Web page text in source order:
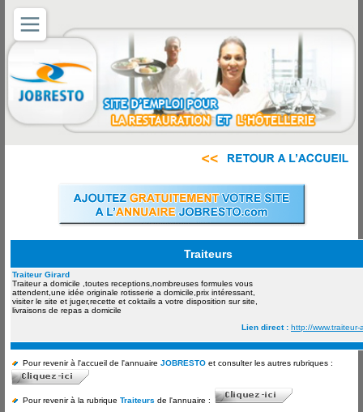
Traiteurs
Traiteur Girard
Traiteur a domicile ,toutes receptions,nombreuses formules vous
attendent,une idée originale rotisserie a domicile,prix intéressant,
visiter le site et juger,recette et coktails a votre disposition sur site,
livraisons de repas a domicile
Lien direct : http://www.traiteur-
Pour revenir à l'accueil de l'annuaire JOBRESTO et consulter les autres rubriques :
Pour revenir à la rubrique Traiteurs de l'annuaire :